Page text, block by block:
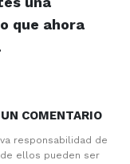
que ahora
COMENTARIO
responsabilidad de
ellos pueden ser